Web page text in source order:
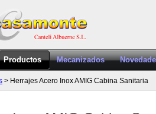
Productos Mecanizados
> Herrajes Acero Inox AMIG Cabina Sanitaria